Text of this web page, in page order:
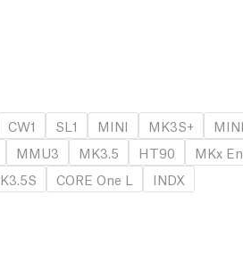
CW1 SL1 MINI MK3S+
MMU3 MK3.5 HT90
MKx
CORE One L INDX